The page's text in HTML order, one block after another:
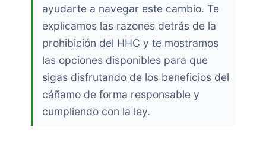
ayudarte a navegar este cambio. Te
explicamos las razones detrás de la
prohibición del HHC y te mostramos
las opciones disponibles para que
sigas disfrutando de los beneficios del
cáñamo de forma responsable y
cumpliendo con la ley.